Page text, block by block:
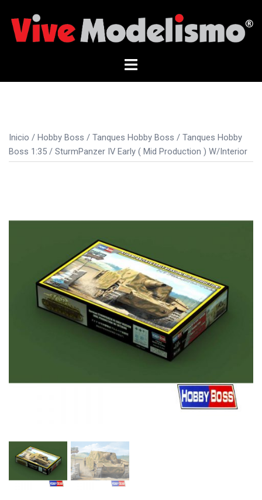
contenido
Alternar
Inicio / Hobby Boss / Tanques Hobby Boss / Tanques Hobby
Boss 1:35 / SturmPanzer IV Early ( Mid Production ) W/Interior